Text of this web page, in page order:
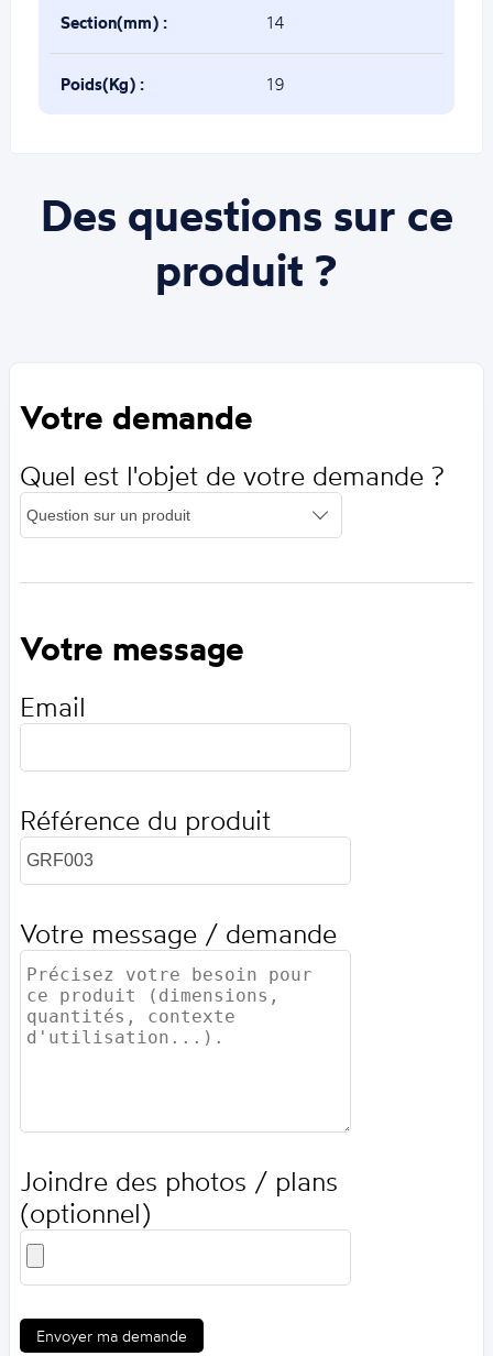
maximum(mm) :
Section(mm) : 14
Poids(Kg) : 19
Des questions sur ce
produit ?
Votre demande
Quel est l'objet de votre demande ?
Votre message
Email
Référence du produit
Votre message / demande
Joindre des photos / plans
(optionnel)
Envoyer ma demande